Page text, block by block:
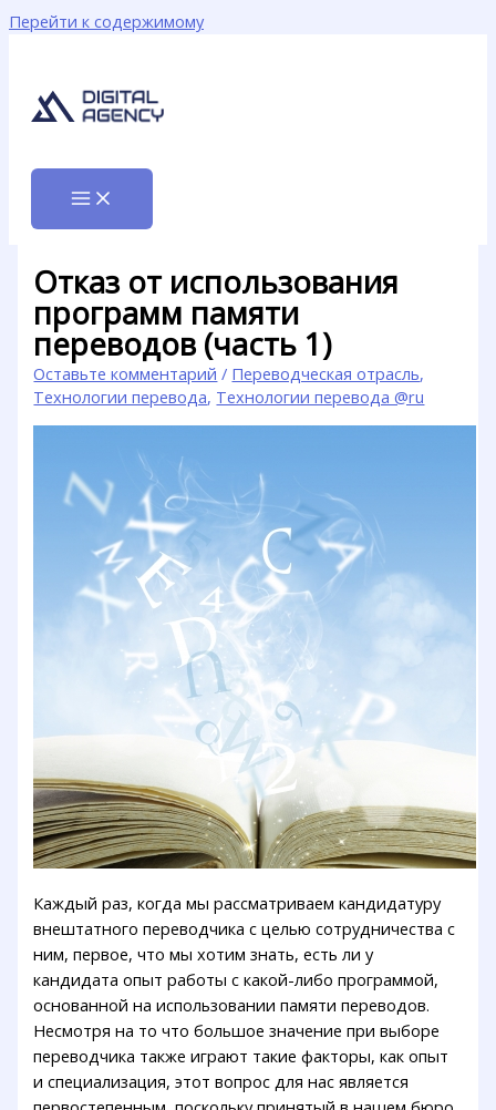
Перейти к содержимому
Отказ от использования
программ памяти
переводов (часть 1)
Оставьте комментарий / Переводческая отрасль,
Технологии перевода, Технологии перевода @ru
Каждый раз, когда мы рассматриваем кандидатуру
внештатного переводчика с целью сотрудничества с
ним, первое, что мы хотим знать, есть ли у
кандидата опыт работы с какой-либо программой,
основанной на использовании памяти переводов.
Несмотря на то что большое значение при выборе
переводчика также играют такие факторы, как опыт
и специализация, этот вопрос для нас является